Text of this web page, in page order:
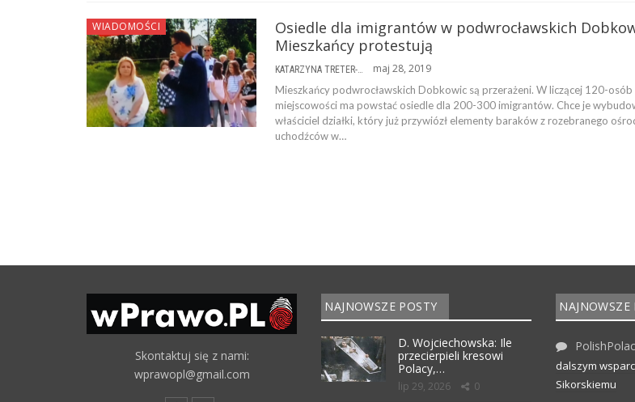
WIADOMOŚCI
Osiedle dla imigrantów w podwrocławskich
Mieszkańcy protestują
maj 28, 2019
Mieszkańcy podwrocławskich Dobkowic są przerażeni. W liczącej 120-osób
miejscowości ma powstać osiedle dla 200-300 imigrantów. Chce je
właściciel działki, który już przywiózł elementy baraków z rozebranego
uchodźców w…
Skontaktuj się z nami:
wprawopl@gmail.com
NAJNOWSZE POSTY
D. Wojciechowska: Ile
przecierpieli kresowi
Polacy,…
lip 29, 2026 0
dalszym
Sikorskiemu